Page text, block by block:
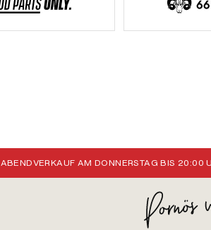
ABENDVERKAUF AM DONNERSTAG BIS 20:00